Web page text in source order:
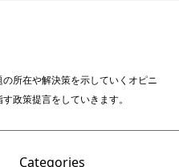
所在や解決策を示していくオピニ
政策提言をしていきます。
Categories